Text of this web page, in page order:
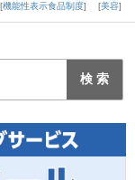
機能性表示食品制度 美容